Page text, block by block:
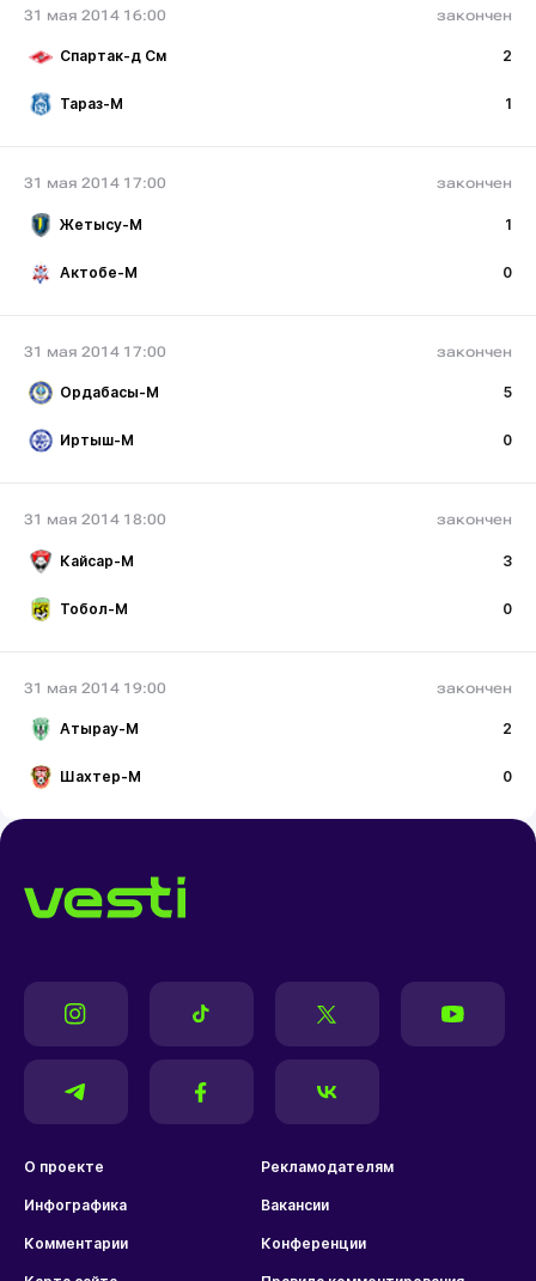
31 мая 2014 16:00 закончен
Спартак-д См 2
Тараз-М 1
31 мая 2014 17:00 закончен
Жетысу-М 1
Актобе-М 0
31 мая 2014 17:00 закончен
Ордабасы-М 5
Иртыш-М 0
31 мая 2014 18:00 закончен
Кайсар-М 3
Тобол-М 0
31 мая 2014 19:00 закончен
Атырау-М 2
Шахтер-М 0
О проекте Рекламодателям
Инфографика Вакансии
Комментарии Конференции